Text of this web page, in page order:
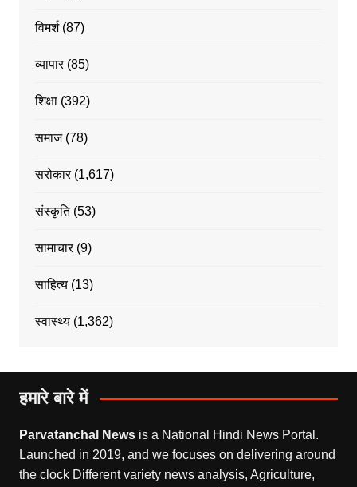
विमर्श(87)
व्यापार(85)
शिक्षा(392)
समाज(78)
सरोकार(1,617)
संस्कृति(53)
सामाचार(9)
साहित्य(13)
स्वास्थ्य(1,362)
हमारे बारे में
Parvatanchal Newsis a National Hindi News Portal.
Launched in 2019, and we focuses on delivering around
the clock Different variety news analysis, Agriculture,